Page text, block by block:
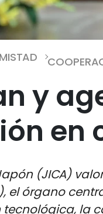
y
(JICA)
el órgano
la